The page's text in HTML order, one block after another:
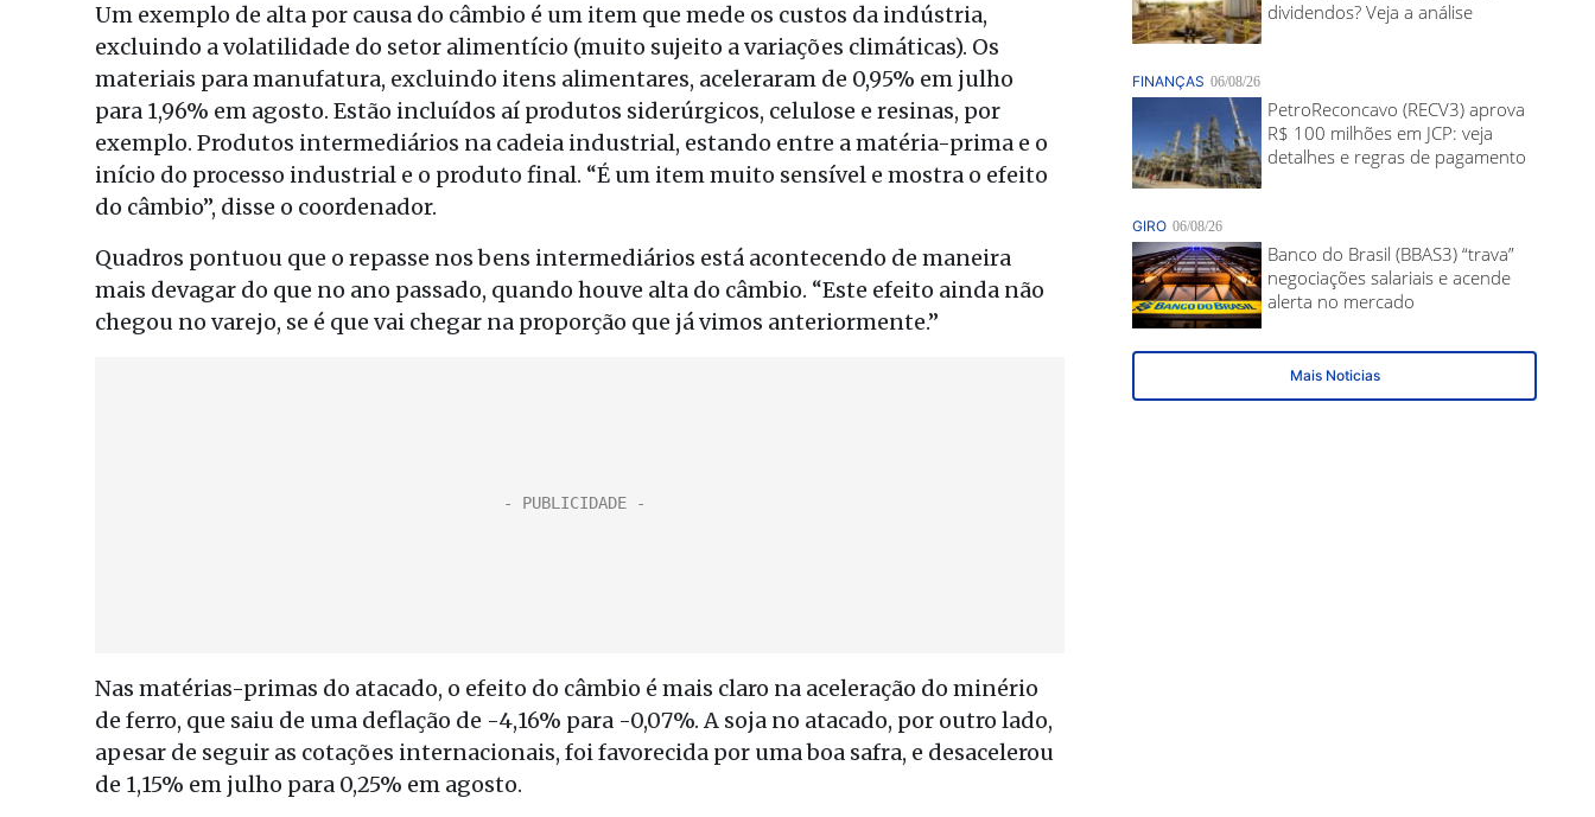
Um exemplo de alta por causa do câmbio é um item que mede os custos da indústria,
excluindo a volatilidade do setor alimentício (muito sujeito a variações climáticas). Os
materiais para manufatura, excluindo itens alimentares, aceleraram de 0,95% em julho
para 1,96% em agosto. Estão incluídos aí produtos siderúrgicos, celulose e resinas, por
exemplo. Produtos intermediários na cadeia industrial, estando entre a matéria-prima e o
início do processo industrial e o produto final. “É um item muito sensível e mostra o efeito
do câmbio”, disse o coordenador.
Quadros pontuou que o repasse nos bens intermediários está acontecendo de maneira
mais devagar do que no ano passado, quando houve alta do câmbio. “Este efeito ainda não
chegou no varejo, se é que vai chegar na proporção que já vimos anteriormente.”
Nas matérias-primas do atacado, o efeito do câmbio é mais claro na aceleração do minério
de ferro, que saiu de uma deflação de -4,16% para -0,07%. A soja no atacado, por outro lado,
apesar de seguir as cotações internacionais, foi favorecida por uma boa safra, e desacelerou
de 1,15% em julho para 0,25% em agosto.